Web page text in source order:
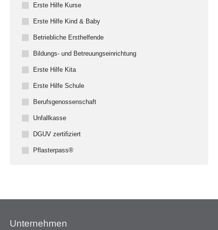
Erste Hilfe Kurse
Erste Hilfe Kind & Baby
Betriebliche Ersthelfende
Bildungs- und Betreuungseinrichtung
Erste Hilfe Kita
Erste Hilfe Schule
Berufsgenossenschaft
Unfallkasse
DGUV zertifiziert
Pflasterpass®
Unternehmen